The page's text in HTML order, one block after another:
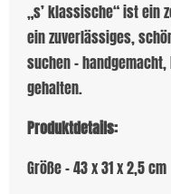
„s’ klassische“ ist ein
ein zuverlässiges,
suchen –
gehalten.
Produktdetails:
Größe - 43 x 31 x 2,5 cm